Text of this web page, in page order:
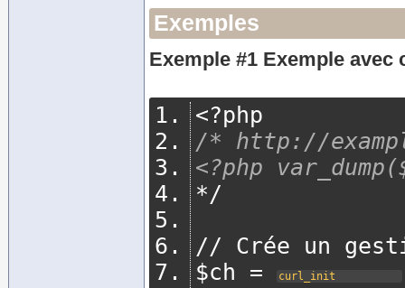
Exemples
Exemple #1 Exemple avec
<?php
/* http://
<?php
*/
// Crée un
$ch =
curl_init